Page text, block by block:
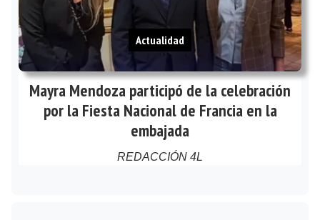
Mayra Mendoza participó de la celebración
por la Fiesta Nacional de Francia en la
embajada
REDACCIÓN 4L
Actualidad